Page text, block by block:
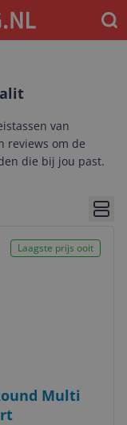
van
reviews om de
die bij jou past.
Laagste prijs ooit
Multi